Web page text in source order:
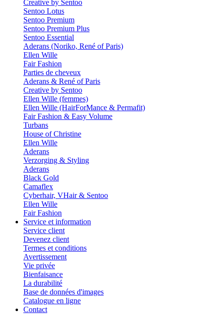
Creative by Sentoo
Sentoo Lotus
Sentoo Premium
Sentoo Premium Plus
Sentoo Essential
Aderans (Noriko, René of Paris)
Ellen Wille
Fair Fashion
Parties de cheveux
Aderans & René of Paris
Creative by Sentoo
Ellen Wille (femmes)
Ellen Wille (HairForMance & Permafit)
Fair Fashion & Easy Volume
Turbans
House of Christine
Ellen Wille
Aderans
Verzorging & Styling
Aderans
Black Gold
Camaflex
Cyberhair, VHair & Sentoo
Ellen Wille
Fair Fashion
Service et information
Service client
Devenez client
Termes et conditions
Avertissement
Vie privée
Bienfaisance
La durabilité
Base de données d'images
Catalogue en ligne
Contact